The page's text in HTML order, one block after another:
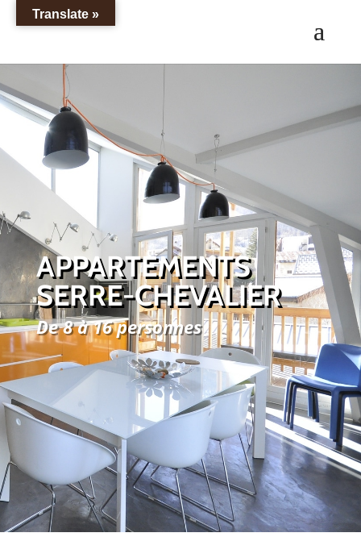
APPARTEMENTS
SERRE-CHEVALIER
De 8 à 16 personnes
Translate »